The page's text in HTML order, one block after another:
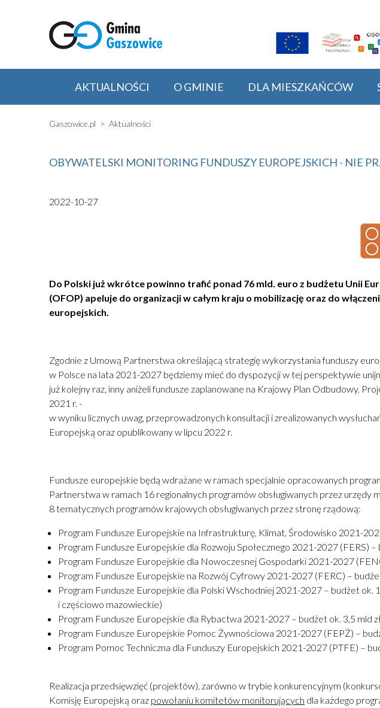
AKTUALNOŚCI O GMINIE DLA MIESZKAŃCÓW
Gaszowice.pl Aktualności
OBYWATELSKI MONITORING FUNDUSZY EUROPEJSKICH - NIE
2022-10-27
Do Polski już wkrótce powinno trafić ponad 76 mld. euro z budżetu Unii
(OFOP) apeluje do organizacji w całym kraju o mobilizację oraz do
europejskich.
Zgodnie z Umową Partnerstwa określającą strategię wykorzystania funduszy
w Polsce na lata 2021-2027 będziemy mieć do dyspozycji w tej perspektywie
już kolejny raz, inny aniżeli fundusze zaplanowane na Krajowy Plan Odbudowy.
2021 r. -
w wyniku licznych uwag, przeprowadzonych konsultacji i zrealizowanych
Europejską oraz opublikowany w lipcu 2022 r.
Fundusze europejskie będą wdrażane w ramach specjalnie opracowanych
Partnerstwa w ramach 16 regionalnych programów obsługiwanych przez urzędy
8 tematycznych programów krajowych obsługiwanych przez stronę rządową:
Program Fundusze Europejskie na Infrastrukturę, Klimat, Środowisko 2021-
Program Fundusze Europejskie dla Rozwoju Społecznego 2021-2027 (FERS) –
Program Fundusze Europejskie dla Nowoczesnej Gospodarki 2021-2027
Program Fundusze Europejskie na Rozwój Cyfrowy 2021-2027 (FERC) –
Program Fundusze Europejskie dla Polski Wschodniej 2021-2027 – budżet
i częściowo mazowieckie)
Program Fundusze Europejskie dla Rybactwa 2021-2027 – budżet ok. 3,5 mld
Program Fundusze Europejskie Pomoc Żywnościowa 2021-2027 (FEPŻ) –
Program Pomoc Techniczna dla Funduszy Europejskich 2021-2027 (PTFE) –
Realizacja przedsięwzięć (projektów), zarówno w trybie konkurencyjnym
Komisję Europejską oraz powołaniu komitetów monitorujących dla każdego